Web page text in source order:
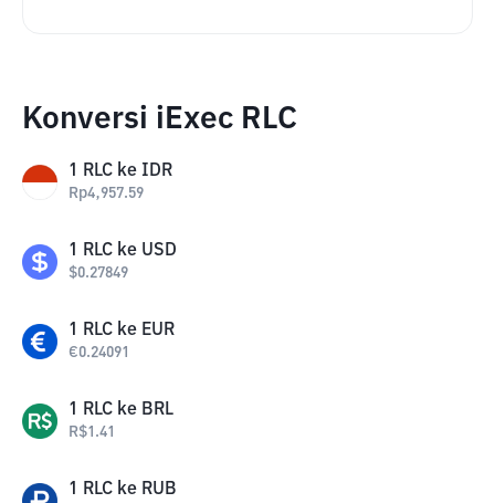
Konversi iExec RLC
1 RLC ke IDR
Rp4,957.59
1 RLC ke USD
$0.27849
1 RLC ke EUR
€0.24091
1 RLC ke BRL
R$1.41
1 RLC ke RUB